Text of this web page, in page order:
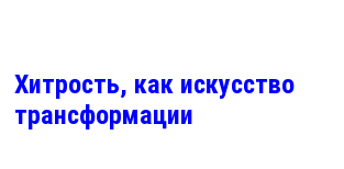
Хитрость, как искусство
трансформации